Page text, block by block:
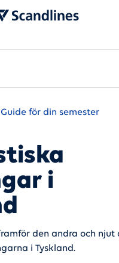
för din semester
i
den andra och njut
i Tyskland.